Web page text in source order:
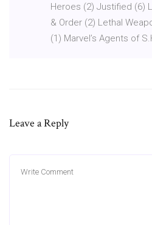
Heroes (2) Justified (6)
& Order (2) Lethal
(1) Marvel’s Agents of
Leave a Reply